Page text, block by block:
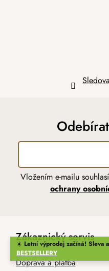
☀️ Letní výprodej začíná! Sleva
BESTSELLERY
Vložením e-mailu
ochrany
Zákaznický servis
Doprava a platba